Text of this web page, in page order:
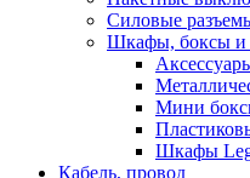
Силовые
Шкафы, боксы и
Мини
Шкафы
Кабель, провод